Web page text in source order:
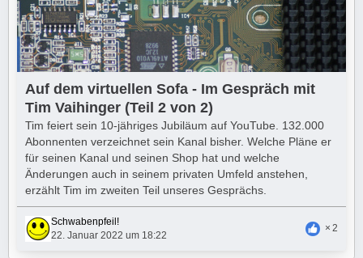
Auf dem virtuellen Sofa - Im Gespräch mit
Tim Vaihinger (Teil 2 von 2)
Tim feiert sein 10-jähriges Jubiläum auf YouTube. 132.000
Abonnenten verzeichnet sein Kanal bisher. Welche Pläne er
für seinen Kanal und seinen Shop hat und welche
Änderungen auch in seinem privaten Umfeld anstehen,
erzählt Tim im zweiten Teil unseres Gesprächs.
Schwabenpfeil!
22. Januar 2022 um 18:22
2